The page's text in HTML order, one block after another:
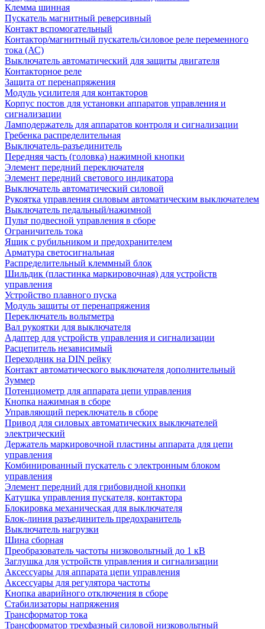
Клемма шинная
Пускатель магнитный реверсивный
Контакт вспомогательный
Контактор/магнитный пускатель/силовое реле переменного
тока (АС)
Выключатель автоматический для защиты двигателя
Контакторное реле
Защита от перенапряжения
Модуль усилителя для контакторов
Корпус постов для установки аппаратов управления и
сигнализации
Ламподержатель для аппаратов контроля и сигнализации
Гребенка распределительная
Выключатель-разъединитель
Передняя часть (головка) нажимной кнопки
Элемент передний переключателя
Элемент передний светового индикатора
Выключатель автоматический силовой
Рукоятка управления силовым автоматическим выключателем
Выключатель педальный/нажимной
Пульт подвесной управления в сборе
Ограничитель тока
Ящик с рубильником и предохранителем
Арматура светосигнальная
Распределительный клеммный блок
Шильдик (пластинка маркировочная) для устройств
управления
Устройство плавного пуска
Модуль защиты от перенапряжения
Переключатель вольтметра
Вал рукоятки для выключателя
Адаптер для устройств управления и сигнализации
Расцепитель независимый
Переходник на DIN рейку
Контакт автоматического выключателя дополнительный
Зуммер
Потенциометр для аппарата цепи управления
Кнопка нажимная в сборе
Управляющий переключатель в сборе
Привод для силовых автоматических выключателей
электрический
Держатель маркировочной пластины аппарата для цепи
управления
Комбинированный пускатель с электронным блоком
управления
Элемент передний для грибовидной кнопки
Катушка управления пускателя, контактора
Блокировка механическая для выключателя
Блок-линия разъединитель предохранитель
Выключатель нагрузки
Шина сборная
Преобразователь частоты низковольтный до 1 кВ
Заглушка для устройств управления и сигнализации
Аксессуары для аппарата цепи управления
Аксессуары для регулятора частоты
Кнопка аварийного отключения в сборе
Стабилизаторы напряжения
Трансформатор тока
Трансформатор трехфазный силовой низковольтный